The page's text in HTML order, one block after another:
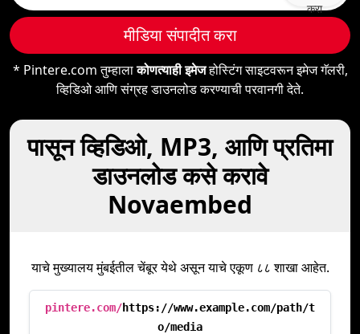
करा
मीडिया संपादीत करा
* Pintere.com तुम्हालाकोणत्याही इमेजहोस्टिंग साइटवरून इमेज गॅलरी,
व्हिडिओ आणि संग्रह डाउनलोड करण्याची परवानगी देते.
पासून व्हिडिओ, MP3, आणि प्रतिमा
डाउनलोड कसे करावे
Novaembed
याचे मुख्यालय मुंबईतील चेंबूर येथे असून याचे एकूण ८८ शाखा आहेत.
pintere.com/https://www.example.com/path/t
o/media